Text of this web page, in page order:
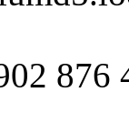
876